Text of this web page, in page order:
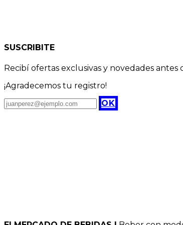
SUSCRIBITE
Recibí ofertas exclusivas y novedades antes
¡Agradecemos tu registro!
OK